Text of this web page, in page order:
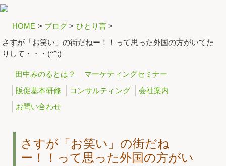
HOME > ブログ > ひとり言 >
さすが「お笑い」の街だねー！！って思った外国の方がいてた
りして・・・(^^;)
田中みのるとは？
マーケティングセミナー
販促基本研修
コンサルティング
会社案内
お問い合わせ
さすが「お笑い」の街だね
ー！！って思った外国の方がい